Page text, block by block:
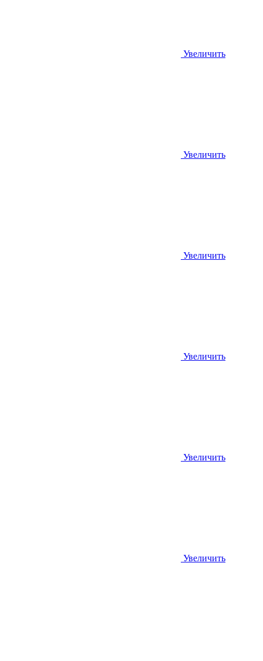
Увеличить
Увеличить
Увеличить
Увеличить
Увеличить
Увеличить